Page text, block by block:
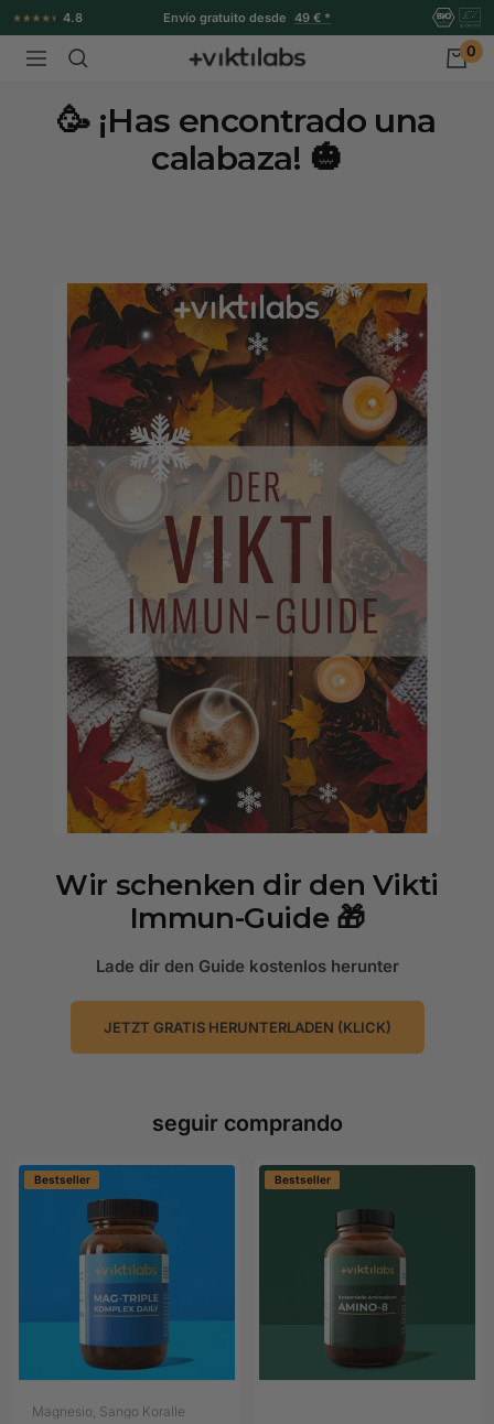
directamente
4.8 Envío gratuito desde 49 € *
Navigación Viktilabs 0
🥳 ¡Has encontrado una
calabaza! 🎃
Wir schenken dir den Vikti
Immun-Guide 🎁
Lade dir den Guide kostenlos herunter
JETZT GRATIS HERUNTERLADEN (KLICK)
seguir comprando
Bestseller
Magnesio, Sango Koralle
Bestseller